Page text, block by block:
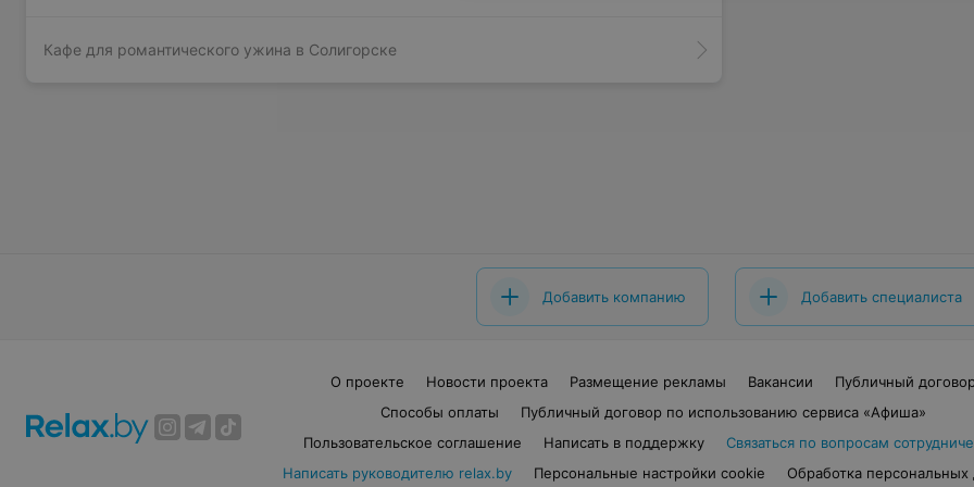
Кафе для романтического ужина в Солигорске
Добавить компанию Добавить специалиста
О проекте Новости проекта Размещение рекламы Вакансии
Публичный
Способы оплаты
Публичный договор по использованию сервиса «Афиша»
Пользовательское соглашение
Написать в поддержку
Связаться по вопросам
Написать руководителю relax.by
Персональные настройки cookie Обработка персональных